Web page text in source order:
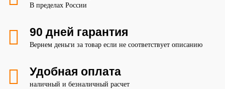
В пределах России
90 дней гарантия
Вернем деньги за товар если не соответствует описанию
Удобная оплата
наличный и безналичный расчет